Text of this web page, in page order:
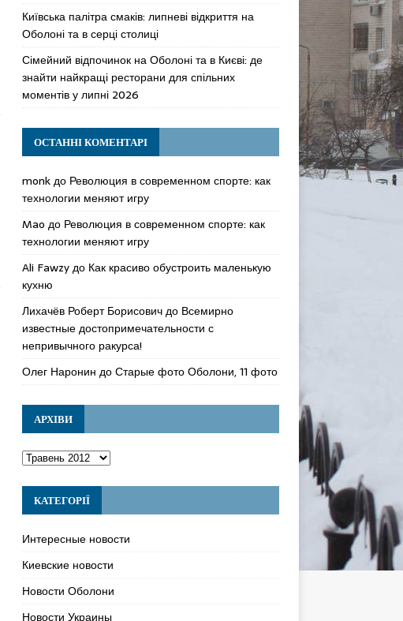
Київська палітра смаків: липневі відкриття на
Оболоні та в серці столиці
Сімейний відпочинок на Оболоні та в Києві: де
знайти найкращі ресторани для спільних
моментів у липні 2026
ОСТАННІ КОМЕНТАРІ
monkдо Революция в современном спорте: как
технологии меняют игру
Mao до Революция в современном спорте: как
технологии меняют игру
Ali Fawzyдо Как красиво обустроить маленькую
кухню
Лихачёв Роберт Борисовичдо Всемирно
известные достопримечательности с
непривычного ракурса!
Олег Наронин доСтарые фото Оболони, 11 фото
АРХІВИ
КАТЕГОРІЇ
Интересные новости
Киевские новости
Новости Оболони
Новости Украины